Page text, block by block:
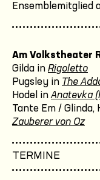
Ensemblemitglied
Am Volkstheater
Gilda in Rigoletto
Pugsley in The
Hodel in Anatevka
Tante Em / Glinda,
Zauberer von Oz
TERMINE